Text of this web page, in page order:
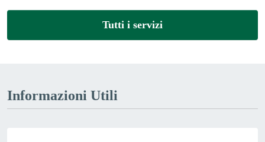
Tutti i servizi
Informazioni Utili